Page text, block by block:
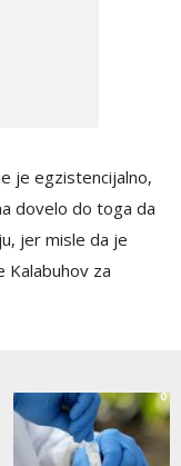
je egzistencijalno,
dovelo do toga da
jer misle da je
Kalabuhov za
0